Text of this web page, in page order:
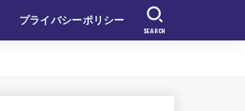
プライバシーポリシー
SEARCH